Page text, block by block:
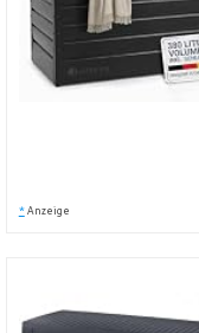
* Anzeige